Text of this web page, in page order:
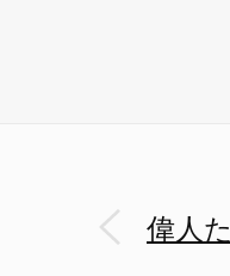
偉人